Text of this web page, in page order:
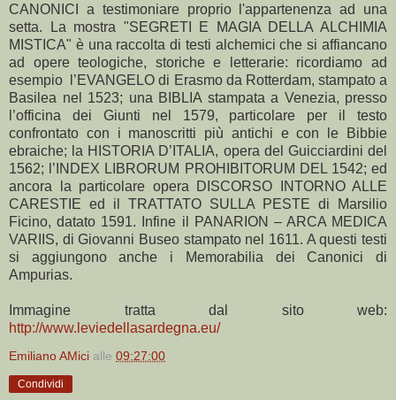
CANONICI a testimoniare proprio l'appartenenza ad una
setta. La mostra "SEGRETI E MAGIA DELLA ALCHIMIA
MISTICA" è una raccolta di testi alchemici che si affiancano
ad opere teologiche, storiche e letterarie: ricordiamo ad
esempio l’EVANGELO di Erasmo da Rotterdam, stampato a
Basilea nel 1523; una BIBLIA stampata a Venezia, presso
l’officina dei Giunti nel 1579, particolare per il testo
confrontato con i manoscritti più antichi e con le Bibbie
ebraiche; la HISTORIA D’ITALIA, opera del Guicciardini del
1562; l’INDEX LIBRORUM PROHIBITORUM DEL 1542; ed
ancora la particolare opera DISCORSO INTORNO ALLE
CARESTIE ed il TRATTATO SULLA PESTE di Marsilio
Ficino, datato 1591. Infine il PANARION – ARCA MEDICA
VARIIS, di Giovanni Buseo stampato nel 1611. A questi testi
si aggiungono anche i Memorabilia dei Canonici di
Ampurias.
Immagine tratta dal sito web:
http://www.leviedellasardegna.eu/
Emiliano AMici alle 09:27:00
Condividi